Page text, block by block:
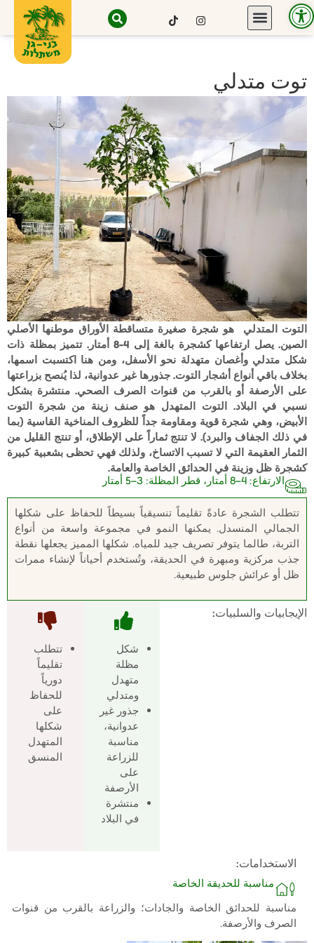
توت متدلي
التوت المتدلي هو شجرة صغيرة متساقطة الأوراق موطنها الأصلي
الصين. يصل ارتفاعها كشجرة بالغة إلى 4-8 أمتار. تتميز بمظلة ذات
شكل متدلي وأغصان متهدلة نحو الأسفل، ومن هنا اكتسبت اسمها،
بخلاف باقي أنواع أشجار التوت. جذورها غير عدوانية، لذا يُنصح بزراعتها
على الأرصفة أو بالقرب من قنوات الصرف الصحي. منتشرة بشكل
نسبي في البلاد. التوت المتهدل هو صنف زينة من شجرة التوت
الأبيض، وهي شجرة قوية ومقاومة جداً للظروف المناخية القاسية (بما
في ذلك الجفاف والبرد). لا تنتج ثماراً على الإطلاق، أو تنتج القليل من
الثمار العقيمة التي لا تسبب الاتساخ، ولذلك فهي تحظى بشعبية كبيرة
كشجرة ظل وزينة في الحدائق الخاصة والعامة.
الارتفاع: 4–8 أمتار، قطر المظلة: 3–5 أمتار
تتطلب الشجرة عادةً تقليماً تنسيقياً بسيطاً للحفاظ على شكلها
الجمالي المنسدل. يمكنها النمو في مجموعة واسعة من أنواع
التربة، طالما يتوفر تصريف جيد للمياه. شكلها المميز يجعلها نقطة
جذب مركزية ومبهرة في الحديقة، وتُستخدم أحياناً لإنشاء ممرات
ظل أو عرائش جلوس طبيعية.
الإيجابيات والسلبيات:
شكل
مظلة
متهدل
ومتدلي
جذور غير
عدوانية،
مناسبة
للزراعة
على
الأرصفة
منتشرة
في البلاد
تتطلب
تقليماً
دورياً
للحفاظ
على
شكلها
المتهدل
المنسق
الاستخدامات:
مناسبة للحديقة الخاصة
مناسبة للحدائق الخاصة والجادات؛ والزراعة بالقرب من قنوات
الصرف والأرصفة.